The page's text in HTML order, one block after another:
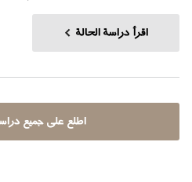
اقرأ دراسة الحالة
اطلع على جميع